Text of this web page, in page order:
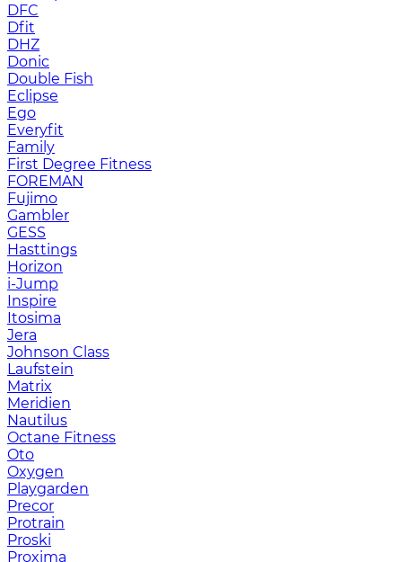
DFC
Dfit
DHZ
Donic
Double Fish
Eclipse
Ego
Everyfit
Family
First Degree Fitness
FOREMAN
Fujimo
Gambler
GESS
Hasttings
Horizon
i-Jump
Inspire
Itosima
Jera
Johnson Class
Laufstein
Matrix
Meridien
Nautilus
Octane Fitness
Oto
Oxygen
Playgarden
Precor
Protrain
Proski
Proxima